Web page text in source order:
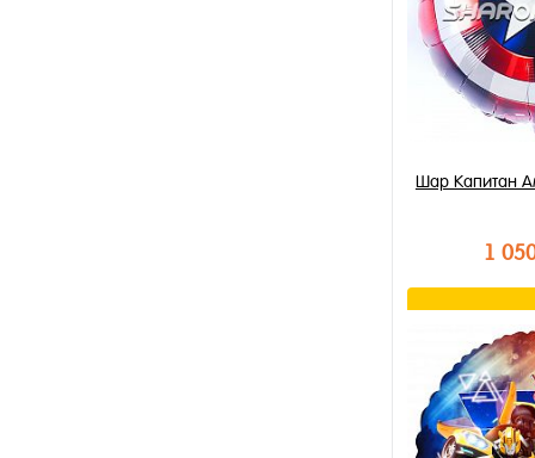
Шар Капитан
1
В
Купить в 1
В избранное
В наличии